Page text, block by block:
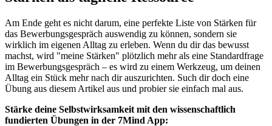
Am Ende geht es nicht darum, eine perfekte Liste von Stärken für
das Bewerbungsgespräch auswendig zu können, sondern sie
wirklich im eigenen Alltag zu erleben. Wenn du dir das bewusst
machst, wird "meine Stärken" plötzlich mehr als eine Standardfrage
im Bewerbungsgespräch – es wird zu einem Werkzeug, um deinen
Alltag ein Stück mehr nach dir auszurichten. Such dir doch eine
Übung aus diesem Artikel aus und probier sie einfach mal aus.
Stärke deine Selbstwirksamkeit mit den wissenschaftlich
fundierten Übungen in der 7Mind App: